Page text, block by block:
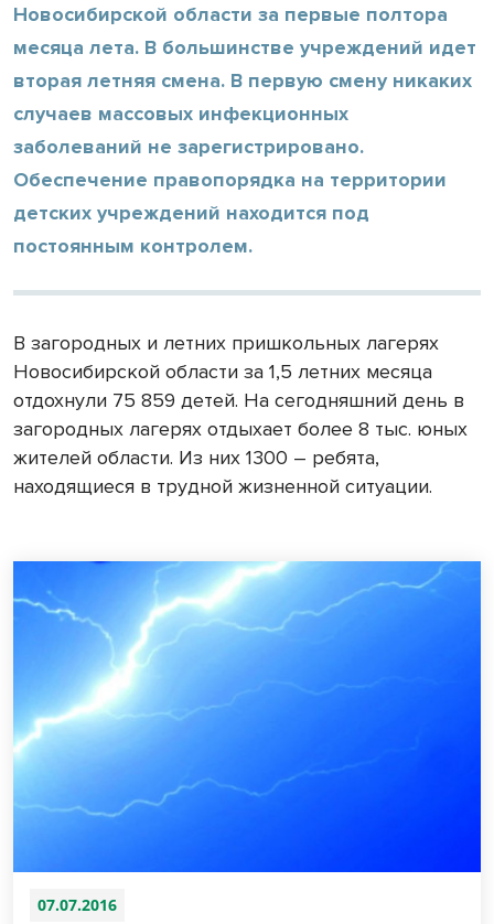
Новосибирской области за первые полтора
месяца лета. В большинстве учреждений идет
вторая летняя смена. В первую смену никаких
случаев массовых инфекционных
заболеваний не зарегистрировано.
Обеспечение правопорядка на территории
детских учреждений находится под
постоянным контролем.
В загородных и летних пришкольных лагерях
Новосибирской области за 1,5 летних месяца
отдохнули 75 859 детей. На сегодняшний день в
загородных лагерях отдыхает более 8 тыс. юных
жителей области. Из них 1300 – ребята,
находящиеся в трудной жизненной ситуации.
07.07.2016